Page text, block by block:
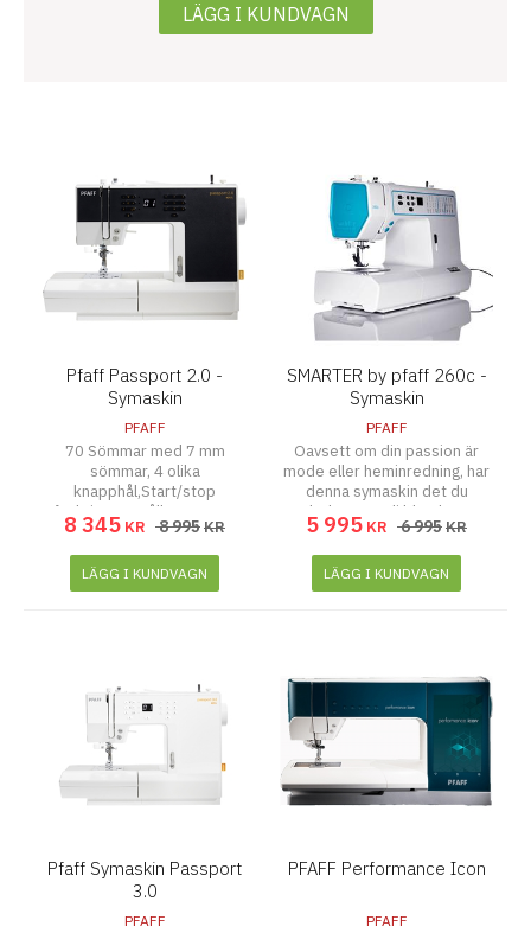
LÄGG I KUNDVAGN
Pfaff Passport 2.0 -
Symaskin
PFAFF
70 Sömmar med 7 mm
sömmar, 4 olika
knapphål,Start/stop
funktion,29 Nålläge, 2 LED
lampor, bara 7 kg.
8 345 KR 8 995KR
LÄGG I KUNDVAGN
SMARTER by pfaff 260c -
Symaskin
PFAFF
Oavsett om din passion är
mode eller heminredning, har
denna symaskin det du
behöver. Välj bland 27
sömmar, alla med automatiska
inställningar inställningar för
stygnlängd och stygnbredd.
5 995 KR 6 995KR
LÄGG I KUNDVAGN
Pfaff Symaskin Passport
3.0
PFAFF
PFAFF Performance Icon
PFAFF